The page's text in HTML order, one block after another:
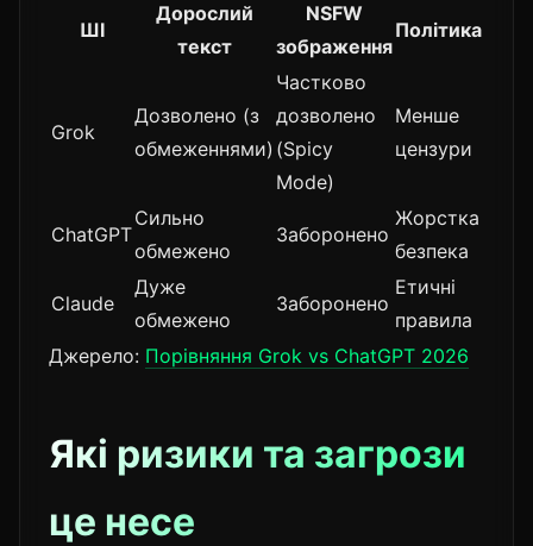
ШІ
Дорослий
текст
NSFW
зображення
Політика
Grok
Дозволено (з
обмеженнями)
Частково
дозволено
(Spicy
Mode)
Менше
цензури
ChatGPT
Сильно
обмежено
Заборонено
Жорстка
безпека
Claude
Дуже
обмежено
Заборонено
Етичні
правила
Джерело: Порівняння Grok vs ChatGPT 2026
Які ризики та загрози
це несе